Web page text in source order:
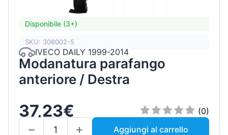
Disponibile (3+)
SKU: 308002-5
IVECO DAILY 1999-2014
Modanatura parafango
anteriore / Destra
37,23€
(0)
Aggiungi al carrello